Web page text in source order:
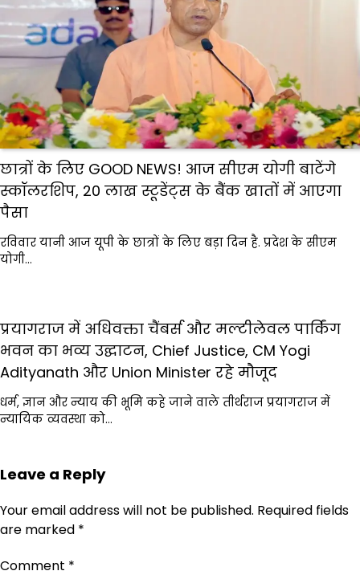
छात्रों के लिए GOOD NEWS! आज सीएम योगी बाटेंगे
स्कॉलरशिप, 20 लाख स्टूडेंट्स के बैंक खातों में आएगा
पैसा
रविवार यानी आज यूपी के छात्रों के लिए बड़ा दिन है. प्रदेश के सीएम
योगी…
प्रयागराज में अधिवक्ता चैंबर्स और मल्टीलेवल पार्किंग
भवन का भव्य उद्घाटन, Chief Justice, CM Yogi
Adityanath और Union Minister रहे मौजूद
धर्म, ज्ञान और न्याय की भूमि कहे जाने वाले तीर्थराज प्रयागराज में
न्यायिक व्यवस्था को…
Leave a Reply
Your email address will not be published. Required fields
are marked *
Comment *